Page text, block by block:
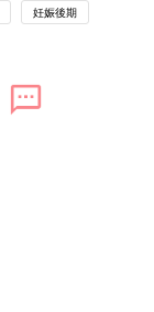
妊娠後期